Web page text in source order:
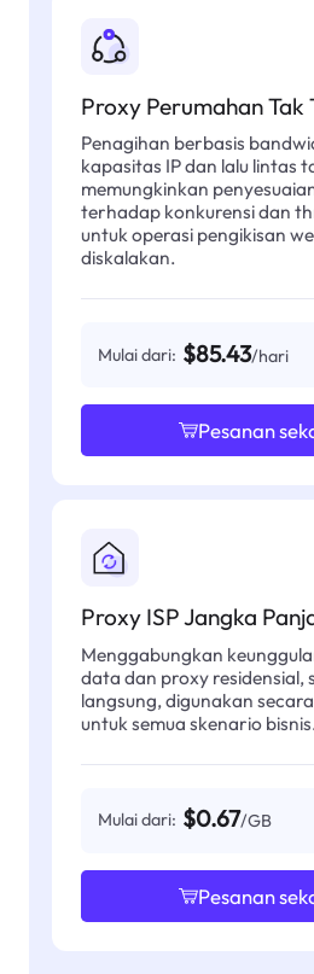
Proxy Perumahan Tak
Penagihan berbasis
kapasitas IP dan lalu lintas
memungkinkan
terhadap konkurensi dan
untuk operasi pengikisan
diskalakan.
Mulai dari: $85.43/hari
Pesanan
Proxy ISP Jangka
Menggabungkan
data dan proxy residensial,
langsung, digunakan
untuk semua skenario bisnis.
Mulai dari: $0.67/GB
Pesanan